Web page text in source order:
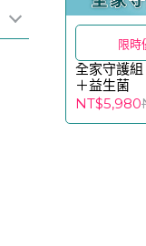
限時
全家守護
＋益生菌
NT$5,980